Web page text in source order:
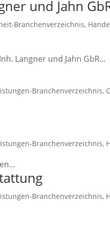
und Jahn
Branchenverzeichnis,
Langner und Jahn GbR...
Branchenverzeichnis,
Branchenverzeichnis,
Branchenverzeichnis,